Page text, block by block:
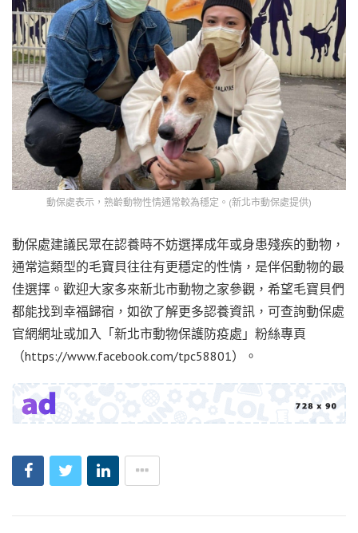
動保處表示，熟齡動物性情通常較為穩定。(新北市動保處提供)
動保處建議民眾在認養時不妨選擇成年或身患殘疾的動物，
通常這類型的毛寶貝往往有更穩定的性情，是伴侶動物的最
佳選擇。歡迎大家多來新北市動物之家參觀，希望毛寶貝們
都能找到幸福歸宿，如欲了解更多認養資訊，可查詢動保處
官網網址或加入「新北市動物保護防疫處」粉絲專頁
（https://www.facebook.com/tpc58801）。